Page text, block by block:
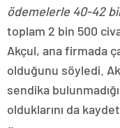
ödemelerle 40-42
toplam 2 bin 500
Akçul, ana firmada
olduğunu söyledi.
sendika
olduklarını da